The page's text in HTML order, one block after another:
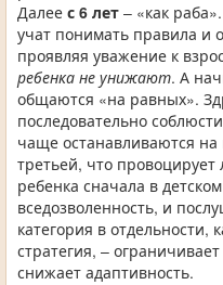
Далее с 6 лет – «как
учат понимать правила и
проявляя уважение к
ребенка не унижают. А
общаются «на равных».
последовательно
чаще останавливаются
третьей, что
ребенка сначала в
вседозволенность, и
категория в отдельности,
стратегия, –
снижает адаптивность.